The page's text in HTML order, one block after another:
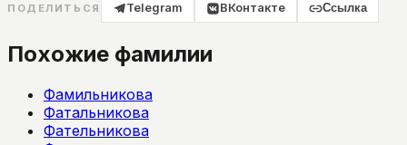
ПОДЕЛИТЬСЯ Telegram ВКонтакте Ссылка
Похожие фамилии
Фамильникова
Фатальникова
Фательникова